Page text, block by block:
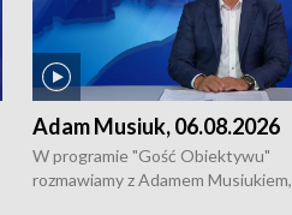
Adam Musiuk, 06.08.2026
W programie "Gość Obiektywu"
rozmawiamy z Adamem Musiukiem,